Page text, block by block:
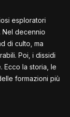
esploratori
decennio
di culto, ma
Poi, i dissidi
Ecco la storia, le
formazioni più